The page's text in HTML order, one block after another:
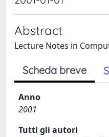
Abstract
Lecture Notes in
Scheda breve
Anno
2001
Tutti gli autori